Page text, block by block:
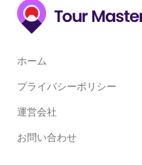
ホーム
プライバシーポリシー
運営会社
お問い合わせ